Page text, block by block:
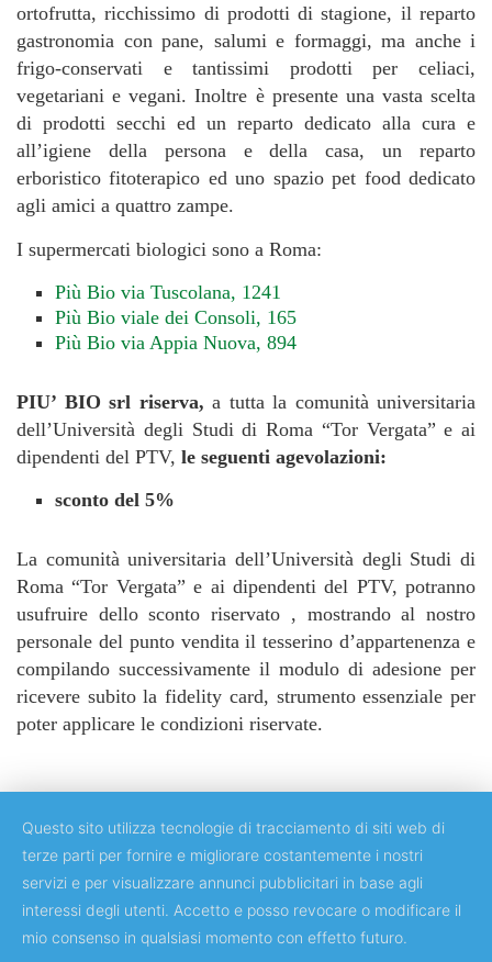
ortofrutta, ricchissimo di prodotti di stagione, il reparto
gastronomia con pane, salumi e formaggi, ma anche i
frigo-conservati e tantissimi prodotti per celiaci,
vegetariani e vegani. Inoltre è presente una vasta scelta
di prodotti secchi ed un reparto dedicato alla cura e
all’igiene della persona e della casa, un reparto
erboristico fitoterapico ed uno spazio pet food dedicato
agli amici a quattro zampe.
I supermercati biologici sono a Roma:
Più Bio via Tuscolana, 1241
Più Bio viale dei Consoli, 165
Più Bio via Appia Nuova, 894
PIU’ BIO srl riserva, a tutta la comunità universitaria
dell’Università degli Studi di Roma “Tor Vergata” e ai
dipendenti del PTV, le seguenti agevolazioni:
sconto del 5%
La comunità universitaria dell’Università degli Studi di
Roma “Tor Vergata” e ai dipendenti del PTV, potranno
usufruire dello sconto riservato , mostrando al nostro
personale del punto vendita il tesserino d’appartenenza e
compilando successivamente il modulo di adesione per
ricevere subito la fidelity card, strumento essenziale per
poter applicare le condizioni riservate.
Copyright © 2018 Università degli Studi di Roma "Tor Vergata"
Questo sito utilizza tecnologie di tracciamento di siti web di
terze parti per fornire e migliorare costantemente i nostri
servizi e per visualizzare annunci pubblicitari in base agli
interessi degli utenti. Accetto e posso revocare o modificare il
mio consenso in qualsiasi momento con effetto futuro.